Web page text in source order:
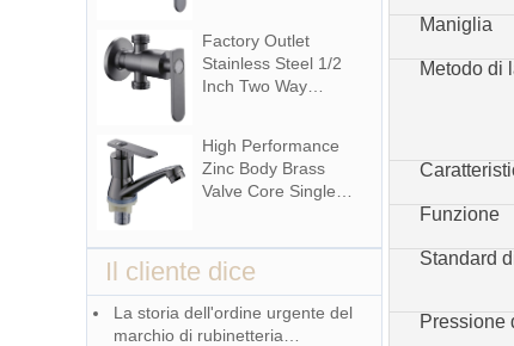
Bathroom Faucet
Accessory for
Apartments &
Factory Outlet
Stainless Steel 1/2
Inch Two Way
Apartments &
Hotels with Easy
Installation
High Performance
Zinc Body Brass
Valve Core Single
Water Polished
Surface Modern
Design Bathroom
Basin Faucet
Il cliente dice
La storia dell'ordine urgente del
marchio di rubinetteria
Maniglia
Metodo di
Funzione
Standard
Pressione